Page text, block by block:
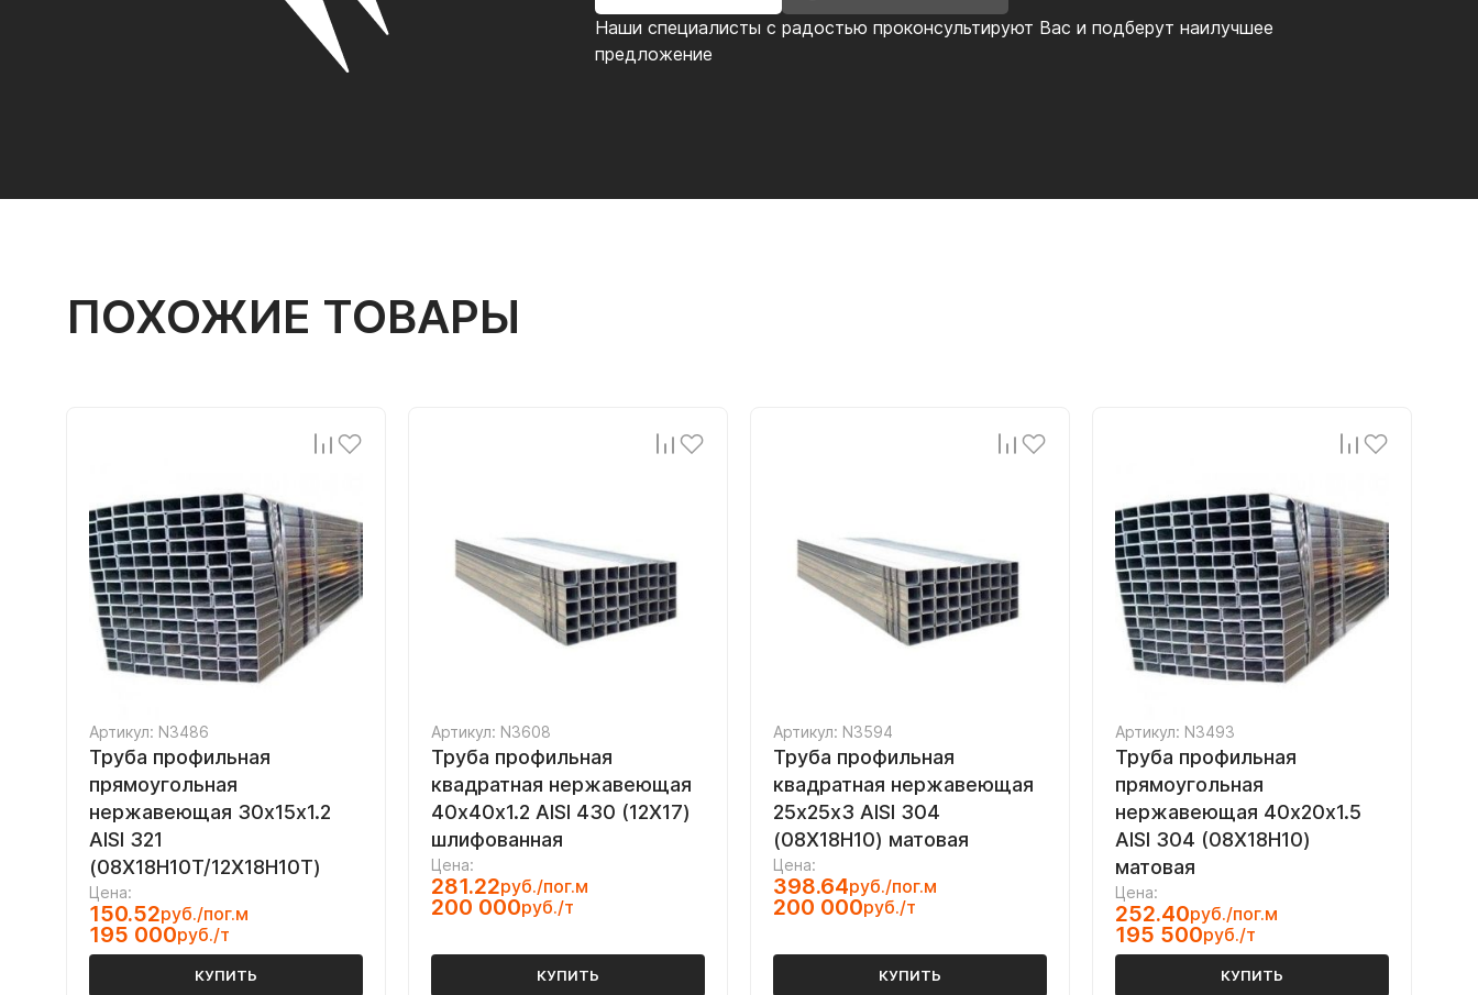
Наши специалисты с радостью проконсультируют Вас и подберут наилучшее
предложение
ПОХОЖИЕ ТОВАРЫ
Артикул: N3486
Труба профильная
прямоугольная
нержавеющая 30х15х1.2
AISI 321
(08Х18Н10Т/12Х18Н10Т)
Цена:
150.52руб./пог.м
195 000руб./т
КУПИТЬ
Артикул: N3608
Труба профильная
квадратная нержавеющая
40х40х1.2 AISI 430 (12Х17)
шлифованная
Цена:
281.22руб./пог.м
200 000руб./т
КУПИТЬ
Артикул: N3594
Труба профильная
квадратная нержавеющая
25х25х3 AISI 304
(08Х18Н10) матовая
Цена:
398.64руб./пог.м
200 000руб./т
КУПИТЬ
Артикул: N3493
Труба профильная
прямоугольная
нержавеющая 40х20х1.5
AISI 304 (08Х18Н10)
матовая
Цена:
252.40руб./пог.м
195 500руб./т
КУПИТЬ